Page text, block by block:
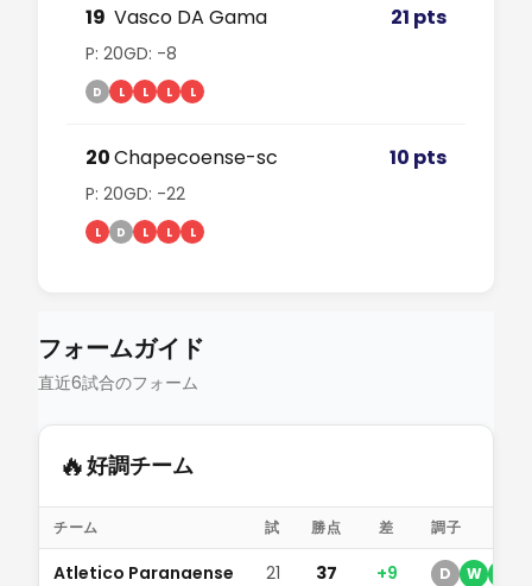
19 Vasco DA Gama 21 pts
P: 20GD: -8
D L L L L
20Chapecoense-sc 10 pts
P: 20GD: -22
L D L L L
フォームガイド
直近6試合のフォーム
🔥好調チーム
チーム 試 勝点 差 調子
Atletico Paranaense 21 37 +9 D W